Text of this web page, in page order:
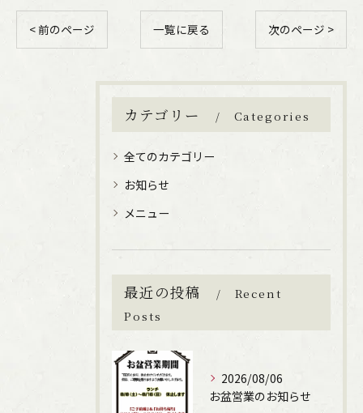
< 前のページ 一覧に戻る 次のページ >
カテゴリー Categories
全てのカテゴリー
お知らせ
メニュー
最近の投稿
Recent
Posts
2026/08/06
お盆営業のお知らせ
ご購入はこちら